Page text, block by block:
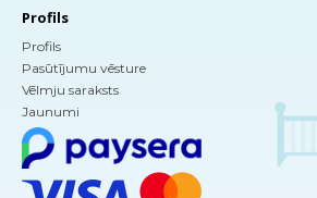
Profils
Profils
Pasūtījumu vēsture
Vēlmju saraksts
Jaunumi